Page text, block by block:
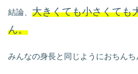
結論、 大きくても小さくても
ん。
みんなの身長と同じようにおちんち